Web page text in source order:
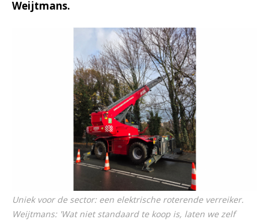
Weijtmans.
Uniek voor de sector: een elektrische roterende verreiker.
Weijtmans: 'Wat niet standaard te koop is, laten we zelf